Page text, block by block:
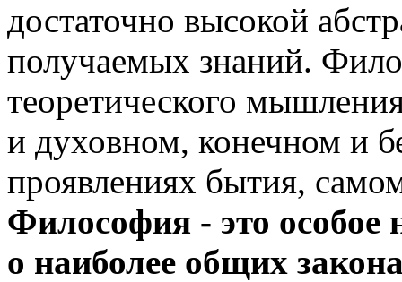
достаточно высокой
получаемых знаний.
теоретического
и духовном, конечном и
проявлениях бытия,
Философия - это особое
о наиболее общих